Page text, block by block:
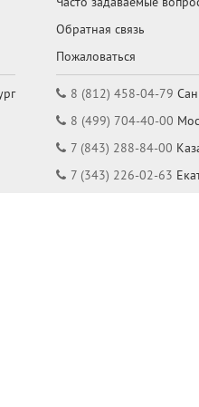
Обратная связь
Пожаловаться
8 (812) 458-04-79
8 (499) 704-40-00
7 (843) 288-84-00
7 (343) 226-02-63